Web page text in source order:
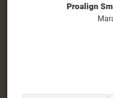
Proalign